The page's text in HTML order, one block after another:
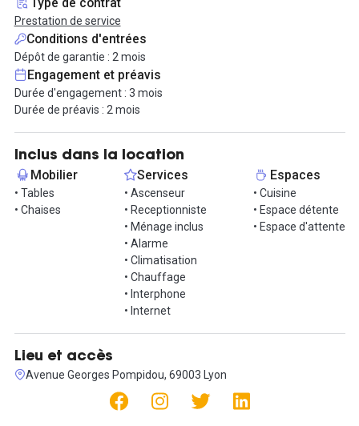
Prestation de service
Conditions d'entrées
Dépôt de garantie : 2 mois
Engagement et préavis
Durée d'engagement : 3 mois
Durée de préavis : 2 mois
Inclus dans la location
Mobilier
• Tables
• Chaises
Services
• Ascenseur
• Receptionniste
• Ménage inclus
• Alarme
• Climatisation
• Chauffage
• Interphone
• Internet
Espaces
• Cuisine
• Espace détente
• Espace d'attente
Lieu et accès
Avenue Georges Pompidou, 69003 Lyon